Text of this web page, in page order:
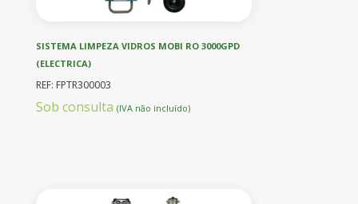
SISTEMA LIMPEZA VIDROS MOBI RO 3000GPD
(ELECTRICA)
REF: FPTR300003
Sob consulta (IVA não incluído)